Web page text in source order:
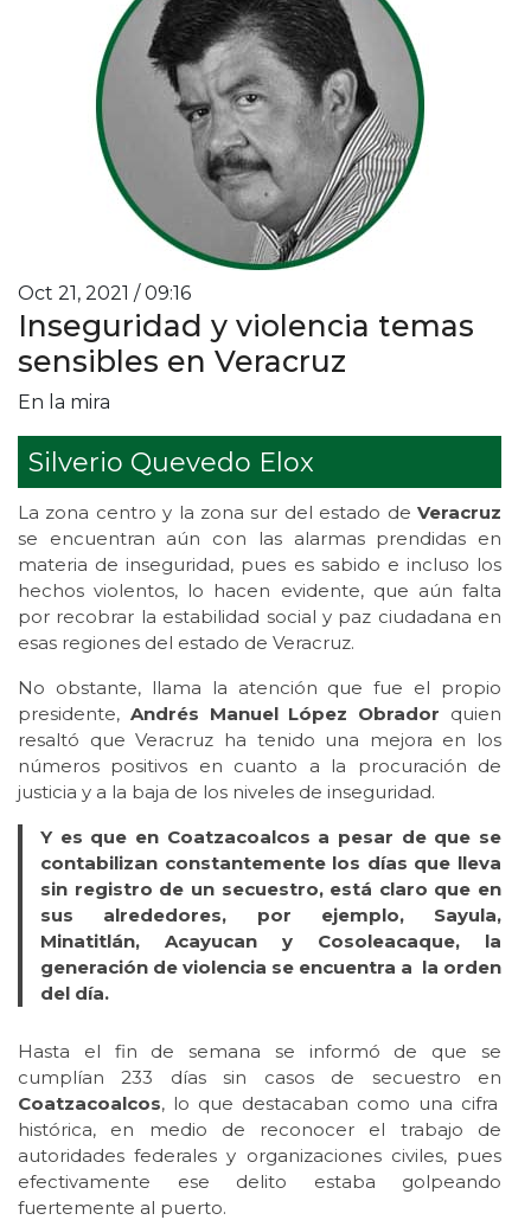
Oct 21, 2021 / 09:16
Inseguridad y violencia temas
sensibles en Veracruz
En la mira
Silverio Quevedo Elox
La zona centro y la zona sur del estado de Veracruz
se encuentran aún con las alarmas prendidas en
materia de inseguridad, pues es sabido e incluso los
hechos violentos, lo hacen evidente, que aún falta
por recobrar la estabilidad social y paz ciudadana en
esas regiones del estado de Veracruz.
No obstante, llama la atención que fue el propio
presidente, Andrés Manuel López Obrador quien
resaltó que Veracruz ha tenido una mejora en los
números positivos en cuanto a la procuración de
justicia y a la baja de los niveles de inseguridad.
Y es que en Coatzacoalcos a pesar de que se
contabilizan constantemente los días que lleva
sin registro de un secuestro, está claro que en
sus alrededores, por ejemplo, Sayula,
Minatitlán, Acayucan y Cosoleacaque, la
generación de violencia se encuentra a la orden
del día.
Hasta el fin de semana se informó de que se
cumplían 233 días sin casos de secuestro en
Coatzacoalcos, lo que destacaban como una cifra
histórica, en medio de reconocer el trabajo de
autoridades federales y organizaciones civiles, pues
efectivamente ese delito estaba golpeando
fuertemente al puerto.